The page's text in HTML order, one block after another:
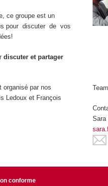
ce groupe est un
pour discuter de vos
discuter et partager
organisé par nos
Ledoux et François
Sara
conforme